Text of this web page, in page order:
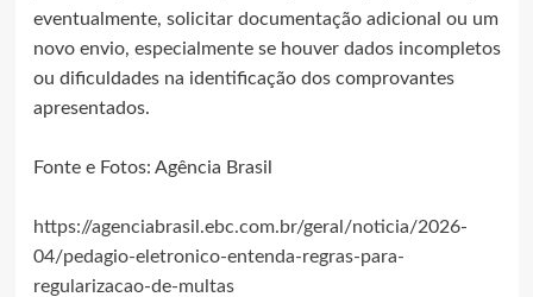
eventualmente, solicitar documentação adicional ou um
novo envio, especialmente se houver dados incompletos
ou dificuldades na identificação dos comprovantes
apresentados.
Fonte e Fotos: Agência Brasil
https://agenciabrasil.ebc.com.br/geral/noticia/2026-
04/pedagio-eletronico-entenda-regras-para-
regularizacao-de-multas